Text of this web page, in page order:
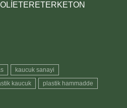
kaucuk sanayi
kaucuk
plastik hammadde